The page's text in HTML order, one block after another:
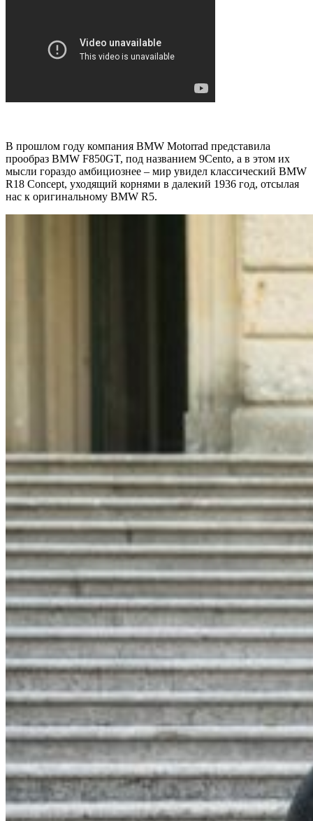
В прошлом году компания BMW Motorrad представила
прообраз BMW F850GT, под названием 9Cento, а в этом их
мысли гораздо амбициознее – мир увидел классический BMW
R18 Concept, уходящий корнями в далекий 1936 год, отсылая
нас к оригинальному BMW R5.